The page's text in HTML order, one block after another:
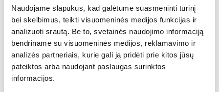
Naudojame slapukus, kad galėtume suasmeninti turinį
bei skelbimus, teikti visuomeninės medijos funkcijas ir
analizuoti srautą. Be to, svetainės naudojimo informaciją
bendriname su visuomeninės medijos, reklamavimo ir
analizės partneriais, kurie gali ją pridėti prie kitos jūsų
pateiktos arba naudojant paslaugas surinktos
informacijos.
Balinė geltonžiedė yra lieknas ir smulkus balandis. Suaugusi
balinė geltonžiedė sveria vos 140–160 g ir siekia apie 27 cm
kūno ilgio. Šis balandis turi labai būdingą plunksnų apdarą.
Galva ir nugara yra pilkos spalvos, o ant galvos yra trys baltos
juostelės. Ant sparnų plunksnos yra mėlynos, geltonos ir
juodos. Balinės geltonžiedės kojos yra raudonos. Šios rūšies
paukščiams būdingas nedidelis lyčių dimorfizmas.
Balinės geltonžiedės gyvenimas